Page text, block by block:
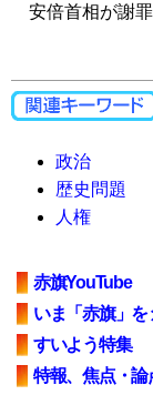
安倍首相が謝罪
政治
歴史問題
人権
赤旗YouTube
いま「赤旗」を
すいよう特集
特報、焦点・論